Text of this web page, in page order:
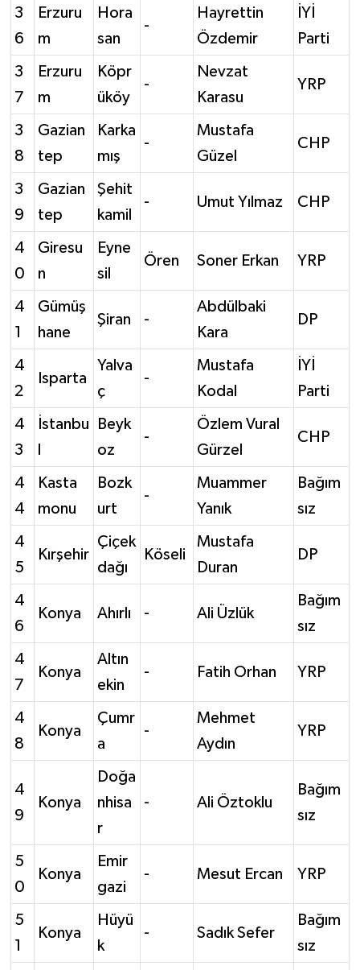
3
6
Erzuru
m
Hora
san
-
Hayrettin
Özdemir
İYİ
Parti
3
7
Erzuru
m
Köpr
üköy
-
Nevzat
Karasu
YRP
3
8
Gazian
tep
Karka
mış
-
Mustafa
Güzel
CHP
3
9
Gazian
tep
Şehit
kamil
- Umut Yılmaz CHP
4
0
Giresu
n
Eyne
sil
Ören Soner Erkan YRP
4
1
Gümüş
hane
Şiran -
Abdülbaki
Kara
DP
4
2
Isparta
Yalva
ç
-
Mustafa
Kodal
İYİ
Parti
4
3
İstanbu
Beyk
oz
-
Özlem Vural
Gürzel
CHP
4
4
Kasta
monu
Bozk
urt
-
Muammer
Yanık
Bağım
sız
4
5
Kırşehir
Çiçek
dağı
Köseli
Mustafa
Duran
DP
4
6
Konya Ahırlı - Ali Üzlük
Bağım
sız
4
7
Konya
Altın
ekin
- Fatih Orhan YRP
4
8
Konya
Çumr
a
-
Mehmet
Aydın
YRP
4
9
Konya
Doğa
nhisa
r
- Ali Öztoklu
Bağım
sız
5
0
Konya
Emir
gazi
- Mesut Ercan YRP
5
1
Konya
Hüyü
k
- Sadık Sefer
Bağım
sız